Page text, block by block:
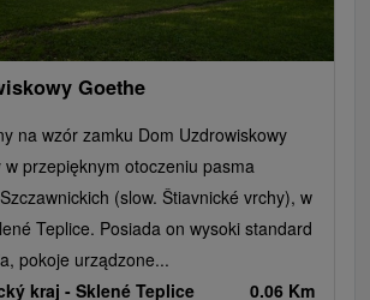
Goethe
na wzór zamku Dom Uzdrowiskowy
w przepięknym otoczeniu pasma
(slow. Štiavnické vrchy), w
Teplice. Posiada on wysoki standard
pokoje urządzone...
kraj - Sklené Teplice 0.06 Km